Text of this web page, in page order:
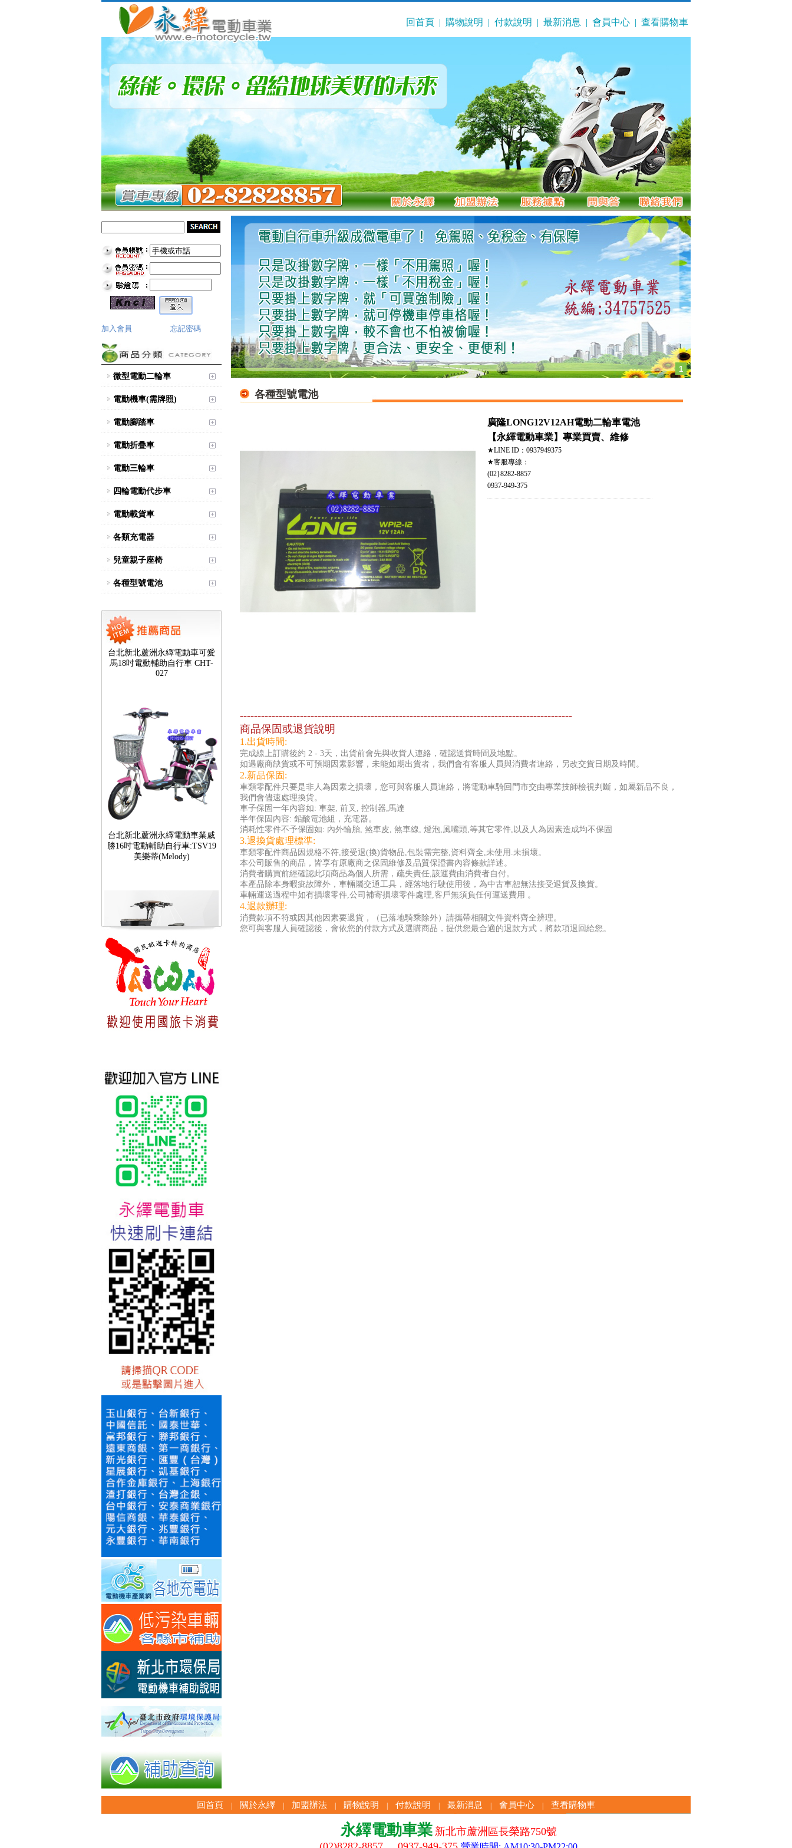
回首頁 | 購物說明 | 付款說明 | 最新消息 | 會員中心 | 查看購物車
加入會員 忘記密碼
微型電動二輪車
電動機車(需牌照)
電動腳踏車
電動折疊車
電動三輪車
四輪電動代步車
電動載貨車
各類充電器
兒童親子座椅
各種型號電池
台北新北蘆洲永繹電動車可愛
馬18吋電動輔助自行車 CHT-
027
台北新北蘆洲永繹電動車業威
勝16吋電動輔助自行車:TSV19
美樂蒂(Melody)
台北新北蘆洲永繹電動車可愛
馬18吋電動輔助自行車 CHT-
台北新北蘆洲永繹電動車業威
勝16吋電動輔助自行車:TSV19
1
各種型號電池
廣隆LONG12V12AH電動二輪車電池
【永繹電動車業】專業買賣、維修
★LINE ID：0937949375
★客服專線：
(02}8282-8857
0937-949-375
----------------------------------------------------------------------------------------------
商品保固或退貨說明
1.出貨時間:
完成線上訂購後約 2 - 3天，出貨前會先與收貨人連絡，確認送貨時間及地點。
如遇廠商缺貨或不可預期因素影響，未能如期出貨者，我們會有客服人員與消費者連絡，另改交貨日期及時間。
2.新品保固:
車類零配件只要是非人為因素之損壞，您可與客服人員連絡，將電動車騎回門市交由專業技師檢視判斷，如屬新品不良，
我們會儘速處理換貨。
車子保固一年內容如: 車架, 前叉, 控制器,馬達
半年保固內容: 鉛酸電池組，充電器。
消耗性零件不予保固如: 內外輪胎, 煞車皮, 煞車線, 燈泡,風嘴頭,等其它零件,以及人為因素造成均不保固
3.退換貨處理標準:
車類零配件商品因規格不符,接受退(換)貨物品,包裝需完整,資料齊全,未使用.未損壞。
本公司販售的商品，皆享有原廠商之保固維修及品質保證書內容條款詳述。
消費者購買前經確認此項商品為個人所需，疏失責任,該運費由消費者自付。
本產品除本身暇疵故障外，車輛屬交通工具，經落地行駛使用後，為中古車恕無法接受退貨及換貨。
車輛運送過程中如有損壞零件,公司補寄損壞零件處理,客戶無須負任何運送費用 。
4.退款辦理:
消費款項不符或因其他因素要退貨，（已落地騎乘除外）請攜帶相關文件資料齊全辨理。
您可與客服人員確認後，會依您的付款方式及選購商品，提供您最合適的退款方式，將款項退回給您。
回首頁 | 關於永繹 | 加盟辦法 | 購物說明 | 付款說明 | 最新消息 | 會員中心 | 查看購物車
永繹電動車業 新北市蘆洲區長榮路750號